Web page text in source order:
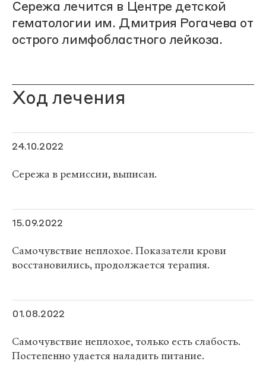
Сережа лечится в Центре детской
гематологии им. Дмитрия Рогачева от
острого лимфобластного лейкоза.
Ход лечения
24.10.2022
Сережа в ремиссии, выписан.
15.09.2022
Самочувствие неплохое. Показатели крови
восстановились, продолжается терапия.
01.08.2022
Самочувствие неплохое, только есть слабость.
Постепенно удается наладить питание.